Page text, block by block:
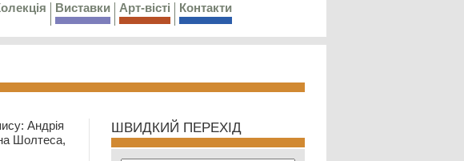
Виставки Арт-вісті Контакти
Андрія
Шолтеса,
ШВИДКИЙ ПЕРЕХІД